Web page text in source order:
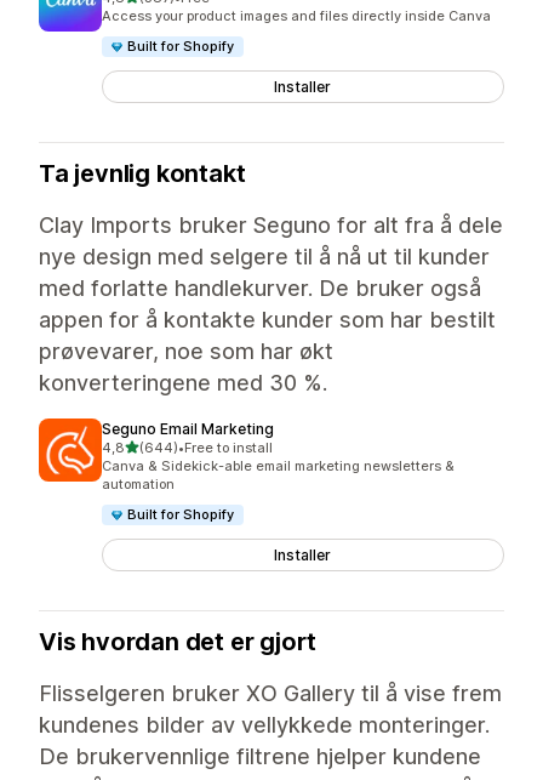
Totalt 387 omtaler
Access your product images and files directly inside Canva
Built for Shopify
Installer
Ta jevnlig kontakt
Clay Imports bruker Seguno for alt fra å dele
nye design med selgere til å nå ut til kunder
med forlatte handlekurver. De bruker også
appen for å kontakte kunder som har bestilt
prøvevarer, noe som har økt
konverteringene med 30 %.
Seguno Email Marketing
4,8av 5 stjerner
(644)
Totalt 644 omtaler
•Free to install
Canva & Sidekick-able email marketing newsletters &
automation
Built for Shopify
Installer
Vis hvordan det er gjort
Flisselgeren bruker XO Gallery til å vise frem
kundenes bilder av vellykkede monteringer.
De brukervennlige filtrene hjelper kundene